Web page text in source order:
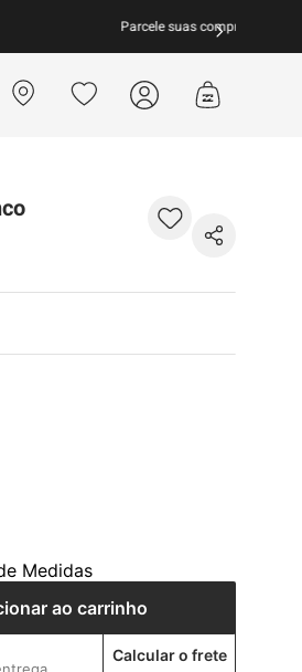
juros! Aproveite!
Medidas
ao carrinho
Calcular o frete